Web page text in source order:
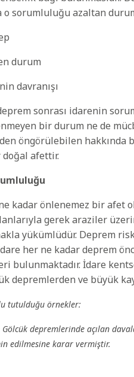
o sorumluluğu azaltan
durum
davranışı
sonrası idarenin
bir durum ne de
öngörülebilen hakkında
doğal afettir.
kadar önlenemez bir
gerek araziler
yükümlüdür. Deprem
her ne kadar deprem
bulunmaktadır. İdare
depremlerden ve büyük
tutulduğu örnekler:
depremlerinde açılan
edilmesine karar vermiştir.